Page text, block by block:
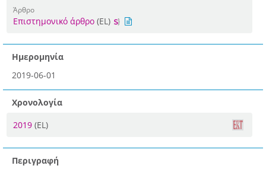
Άρθρο
Επιστημονικό άρθρο (EL)
Ημερομηνία
2019-06-01
Χρονολογία
2019 (EL)
Περιγραφή